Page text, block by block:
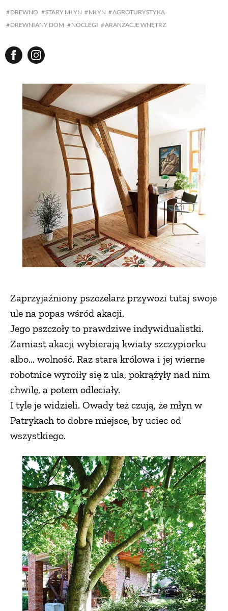
DREWNO STARY MŁYN MŁYN
AGROTURYSTYKA
DREWNIANY DOM
NOCLEGI ARANŻACJE WNĘTRZ
Zaprzyjaźniony pszczelarz przywozi tutaj swoje
ule na popas wśród akacji.
Jego pszczoły to prawdziwe indywidualistki.
Zamiast akacji wybierają kwiaty szczypiorku
albo... wolność. Raz stara królowa i jej wierne
robotnice wyroiły się z ula, pokrążyły nad nim
chwilę, a potem odleciały.
I tyle je widzieli. Owady też czują, że młyn w
Patrykach to dobre miejsce, by uciec od
wszystkiego.